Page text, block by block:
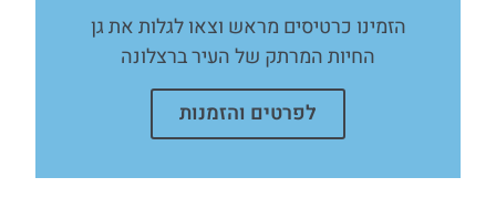
הזמינו כרטיסים מראש וצאו לגלות את גן
החיות המרתק של העיר ברצלונה
לפרטים והזמנות